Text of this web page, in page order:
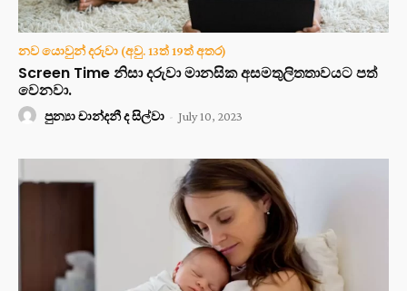
නව යොවුන් දරුවා (අවු. 13ත් 19ත් අතර)
Screen Time නිසා දරුවා මානසික අසමතුලිතතාවයට පත්
වෙනවා.
පුන්‍යා චාන්දනී ද සිල්වා - July 10, 2023